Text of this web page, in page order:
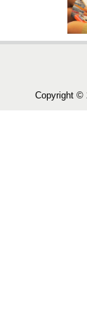
Copyright ©